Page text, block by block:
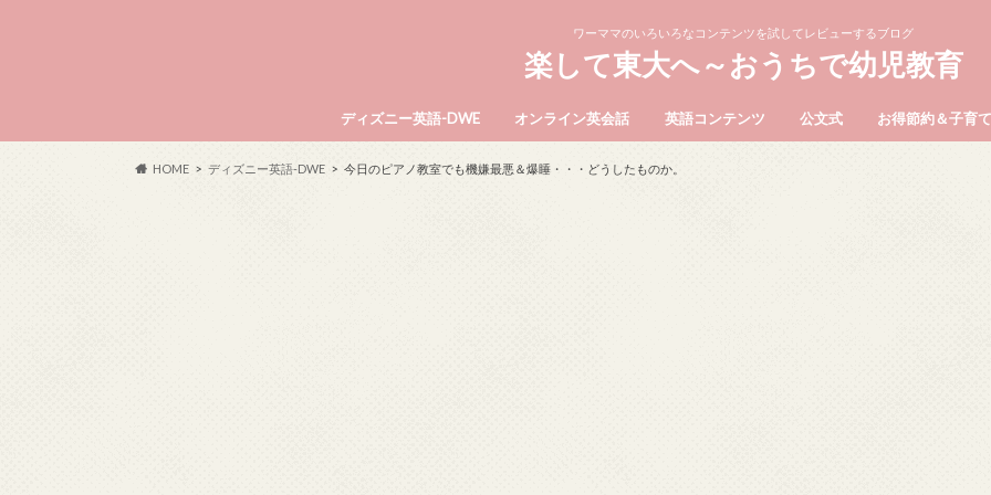
ワーママのいろいろなコンテンツを試してレビューするブログ
楽して東大へ～おうちで幼児教育
ディズニー英語-DWE オンライン英会話 英語コンテンツ 公文式 お得節約＆子育
HOME ディズニー英語-DWE 今日のピアノ教室でも機嫌最悪＆爆睡・・・どうしたものか。